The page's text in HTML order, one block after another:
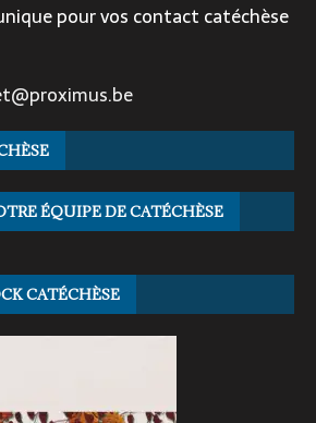
pour vos contact catéchèse
ÉQUIPE DE CATÉCHÈSE
CATÉCHÈSE